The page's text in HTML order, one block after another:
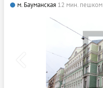
м. Бауманская 12 мин. пешком